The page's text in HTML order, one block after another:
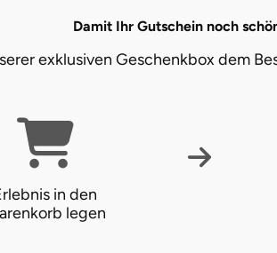
Damit Ihr Gutschein noch
exklusiven Geschenkbox dem
in den
legen